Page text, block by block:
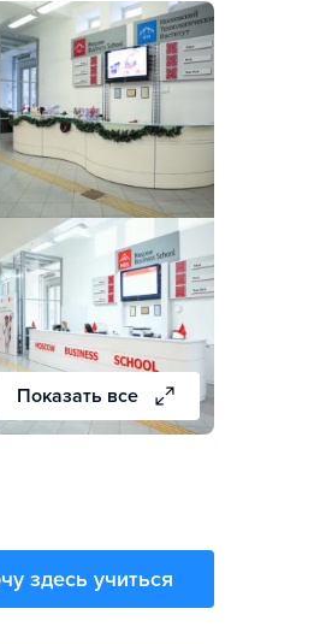
Показать все
здесь учиться